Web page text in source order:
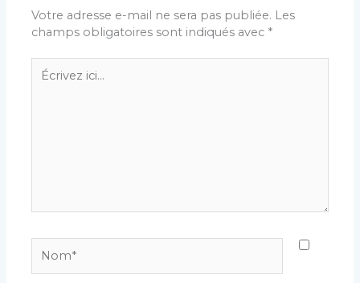
Votre adresse e-mail ne sera pas publiée. Les
champs obligatoires sont indiqués avec *
Écrivez
ici…